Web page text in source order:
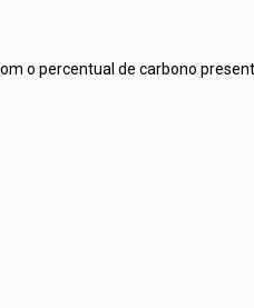
o percentual de carbono